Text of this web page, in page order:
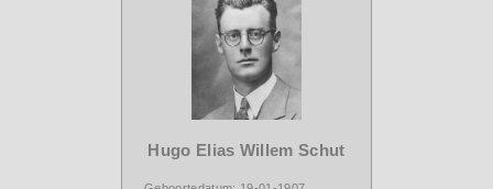
Hugo Elias Willem Schut